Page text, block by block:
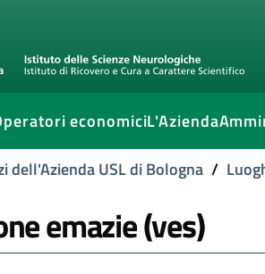
economiciL'Azienda
dell'Azienda USL di Bologna /
emazie (ves)